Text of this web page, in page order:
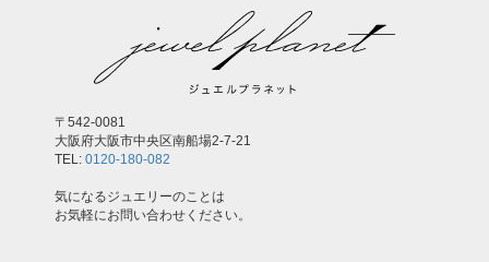
〒542-0081
大阪府大阪市中央区南船場2-7-21
TEL: 0120-180-082
気になるジュエリーのことは
お気軽にお問い合わせください。